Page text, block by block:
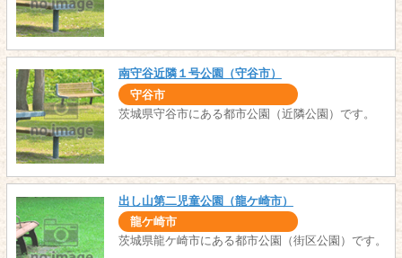
南守谷近隣１号公園（守谷市）
守谷市
茨城県守谷市にある都市公園（近隣公園）です。
出し山第二児童公園（龍ケ崎市）
龍ケ崎市
茨城県龍ケ崎市にある都市公園（街区公園）です。